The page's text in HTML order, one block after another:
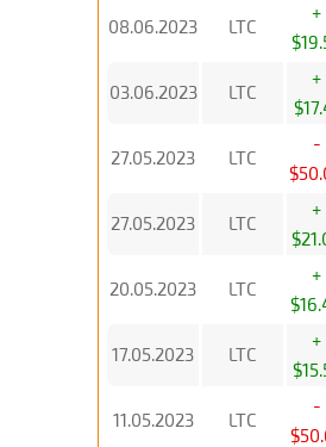
08.06.2023 LTC
+
03.06.2023 LTC
+
27.05.2023 LTC
-
27.05.2023 LTC
+
20.05.2023 LTC
+
17.05.2023 LTC
+
11.05.2023 LTC
-